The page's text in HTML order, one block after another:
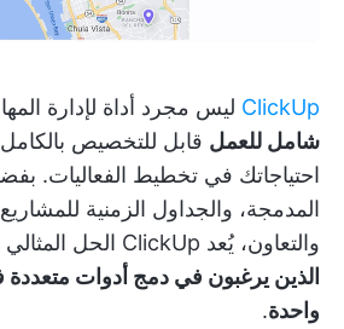
ClickUp ليس مجرد أداة لإدارة
شامل للعمل قابل للتخصيص
المدمجة، والجداول الزمنية
والتعاون، يُعد ClickUp الحل المثالي
الذين يرغبون في دمج أدوات
واحدة.